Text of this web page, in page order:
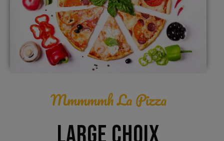
Mmmmmh La Pizza